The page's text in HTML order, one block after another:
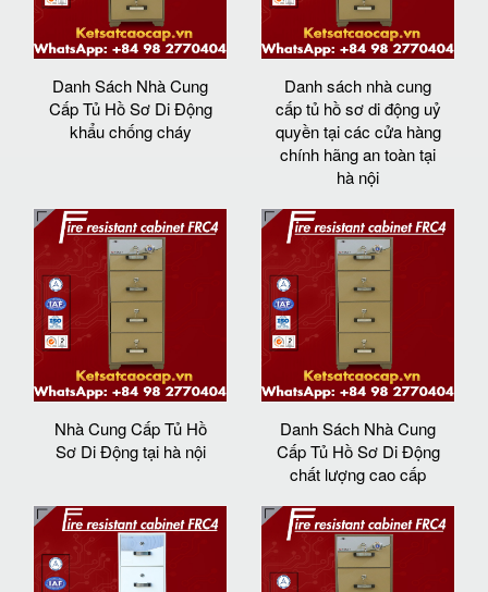
Danh Sách Nhà Cung
Cấp Tủ Hồ Sơ Di Động
khẩu chống cháy
Danh sách nhà cung
cấp tủ hồ sơ di động uỷ
quyền tại các cửa hàng
chính hãng an toàn tại
hà nội
Nhà Cung Cấp Tủ Hồ
Sơ Di Động tại hà nội
Danh Sách Nhà Cung
Cấp Tủ Hồ Sơ Di Động
chất lượng cao cấp